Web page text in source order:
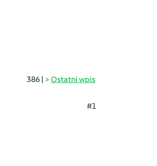
386 | Ostatni wpis
#1